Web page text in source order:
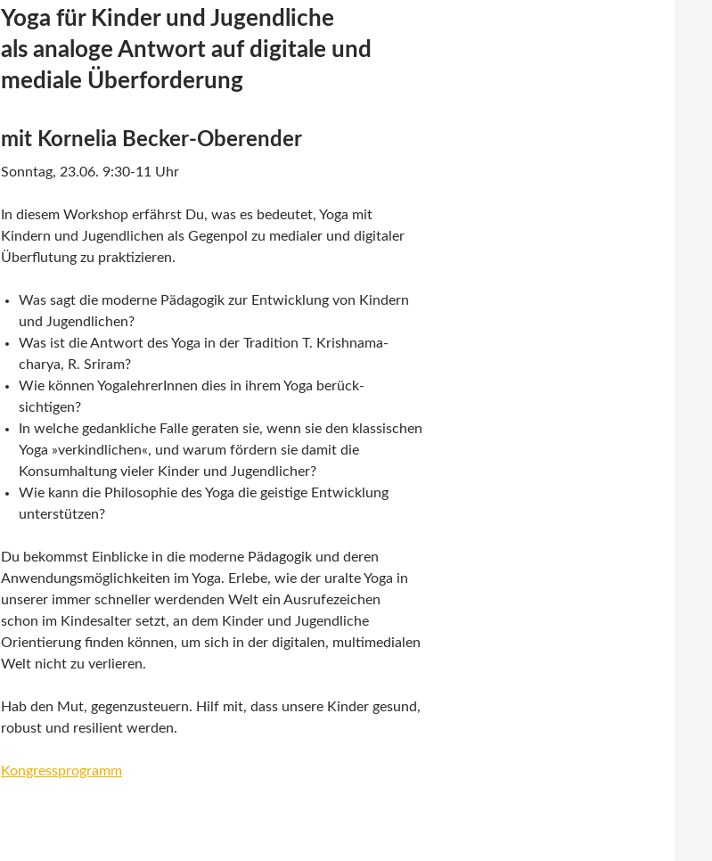
Yoga für Kinder und Jugendliche
als analoge Antwort auf digitale und
mediale Überforderung
mit Kornelia Becker-Oberender
Sonntag, 23.06. 9:30-11 Uhr
In diesem Workshop erfährst Du, was es bedeutet, Yoga mit
Kindern und Jugendlichen als Gegenpol zu medialer und digitaler
Überflutung zu praktizieren.
Was sagt die moderne Pädagogik zur Entwicklung von Kindern
und Jugendlichen?
Was ist die Antwort des Yoga in der Tradition T. Krishnama-
charya, R. Sriram?
Wie können YogalehrerInnen dies in ihrem Yoga berück-
sichtigen?
In welche gedankliche Falle geraten sie, wenn sie den klassischen
Yoga »verkindlichen«, und warum fördern sie damit die
Konsumhaltung vieler Kinder und Jugendlicher?
Wie kann die Philosophie des Yoga die geistige Entwicklung
unterstützen?
Du bekommst Einblicke in die moderne Pädagogik und deren
Anwendungsmöglichkeiten im Yoga. Erlebe, wie der uralte Yoga in
unserer immer schneller werdenden Welt ein Ausrufezeichen
schon im Kindesalter setzt, an dem Kinder und Jugendliche
Orientierung finden können, um sich in der digitalen, multimedialen
Welt nicht zu verlieren.
Hab den Mut, gegenzusteuern. Hilf mit, dass unsere Kinder gesund,
robust und resilient werden.
Kongressprogramm